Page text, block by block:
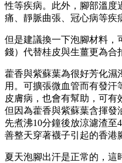
性等疾病。此外，腳部溫度
痛、靜脈曲張、冠心病等疾
但是建議換一下泡腳材料，
錢）代替桂皮與生薑更為合
藿香與紫蘇葉為很好芳化濕
用。可擴張微血管而有發
皮膚病，也會有幫助，可有
但因為藿香與紫蘇葉含揮發
先煮沸10分鐘後放涼濾渣至
善整天穿著襪子引起的香港
夏天泡腳出汗是正常的，這